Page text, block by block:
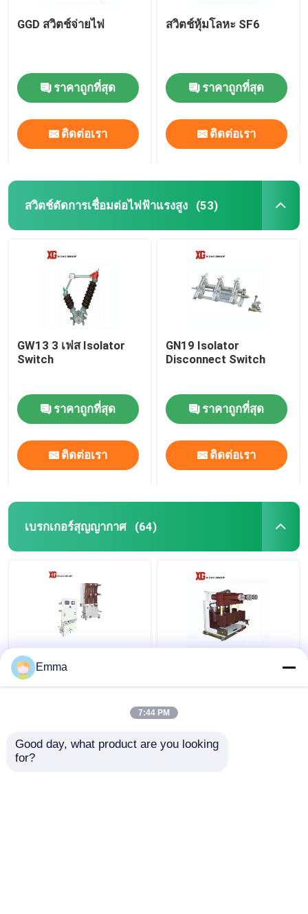
GGD สวิตช์จ่ายไฟ
ราคาถูกที่สุด
ติดต่อเรา
สวิตช์หุ้มโลหะ SF6
ราคาถูกที่สุด
ติดต่อเรา
สวิตช์ตัดการเชื่อมต่อไฟฟ้าแรงสูง (53)
GW13 3 เฟส Isolator
Switch
ราคาถูกที่สุด
ติดต่อเรา
GN19 Isolator
Disconnect Switch
ราคาถูกที่สุด
ติดต่อเรา
เบรกเกอร์สุญญากาศ (64)
เบรกเกอร์สูญญากาศ
40.5KV
Emma
7:44 PM
Good day, what product are you looking
for?